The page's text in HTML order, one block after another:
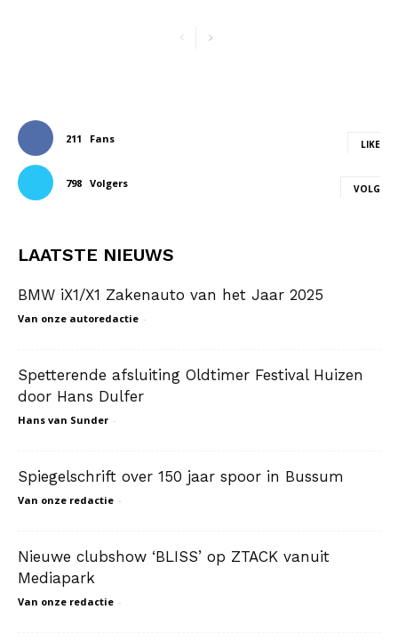
211 Fans LIKE
798 Volgers VOLG
LAATSTE NIEUWS
BMW iX1/X1 Zakenauto van het Jaar 2025
Van onze autoredactie -
Spetterende afsluiting Oldtimer Festival Huizen
door Hans Dulfer
Hans van Sunder -
Spiegelschrift over 150 jaar spoor in Bussum
Van onze redactie -
Nieuwe clubshow ‘BLISS’ op ZTACK vanuit
Mediapark
Van onze redactie -